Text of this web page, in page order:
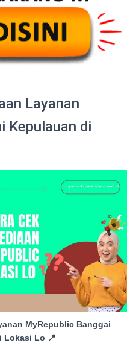
Layanan
Kepulauan di
MyRepublic Banggai
Lokasi Lo 📍